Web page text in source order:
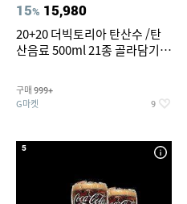
15% 15,980
20+20 더빅토리아 탄산수 /탄
산음료 500ml 21종 골라담기
구매 999+
G마켓 9
5